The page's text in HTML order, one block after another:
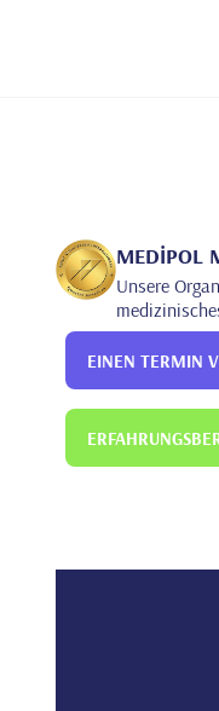
MEDİPOL
Unsere
EINEN TERMIN